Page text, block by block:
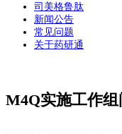
司美格鲁肽
新闻公告
常见问题
关于药研通
M4Q实施工作组